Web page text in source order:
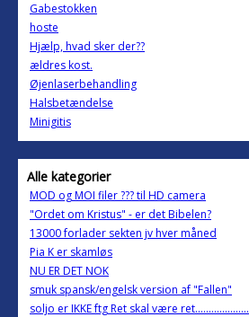
Gabestokken
hoste
Hjælp, hvad sker der??
ældres kost.
Øjenlaserbehandling
Halsbetændelse
Minigitis
Alle kategorier
MOD og MOI filer ??? til HD camera
"Ordet om Kristus" - er det Bibelen?
13000 forlader sekten jv hver måned
Pia K er skamløs
NU ER DET NOK
smuk spansk/engelsk version af "Fallen"
soljo er IKKE ftg Ret skal være ret....................